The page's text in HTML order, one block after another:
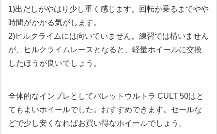
1)出だしがやはり少し重く感じます。回転が乗るまでやや
時間がかかる気がします。
2)ヒルクライムには向いていません。練習では構いません
が、ヒルクライムレースとなると、軽量ホイールに交換
したほうが良いでしょう。
全体的なインプレとしてバレットウルトラ CULT 50はと
てもよいホイールでした。おすすめできます。セールな
どで少し安くなればお買い得なホイールでしょう。